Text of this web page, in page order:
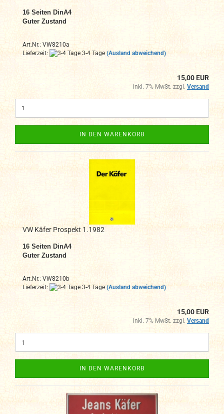
16 Seiten DinA4
Guter Zustand
Art.Nr.: VW8210a
Lieferzeit:
3-4 Tage (Ausland abweichend)
15,00 EUR
inkl. 7% MwSt. zzgl. Versand
IN DEN WARENKORB
VW Käfer Prospekt 1.1982
16 Seiten DinA4
Guter Zustand
Art.Nr.: VW8210b
Lieferzeit:
3-4 Tage (Ausland abweichend)
15,00 EUR
inkl. 7% MwSt. zzgl. Versand
IN DEN WARENKORB